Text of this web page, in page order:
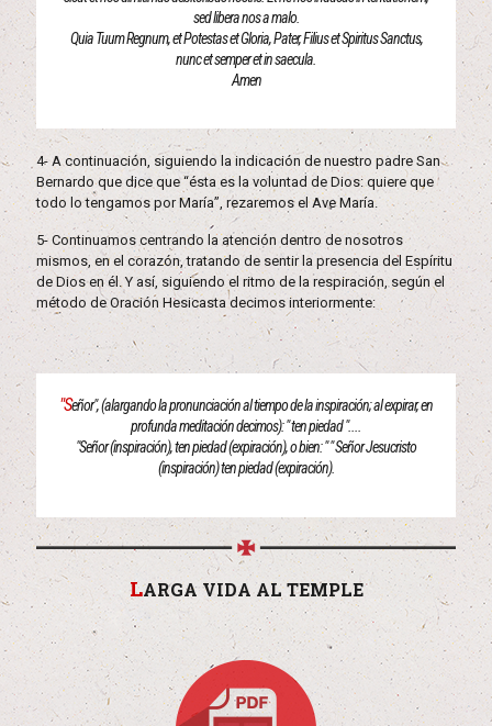
sed libera nos a malo.
Quia Tuum Regnum, et Potestas et Gloria, Pater, Filius et Spiritus Sanctus,
nunc et semper et in saecula.
Amen
4- A continuación, siguiendo la indicación de nuestro padre San
Bernardo que dice que “ésta es la voluntad de Dios: quiere que
todo lo tengamos por María”, rezaremos el Ave María.
5- Continuamos centrando la atención dentro de nosotros
mismos, en el corazón, tratando de sentir la presencia del Espíritu
de Dios en él. Y así, siguiendo el ritmo de la respiración, según el
método de Oración Hesicasta decimos interiormente:
"Señor", (alargando la pronunciación al tiempo de la inspiración; al expirar, en
profunda meditación decimos): " ten piedad "....
"Señor (inspiración), ten piedad (expiración), o bien: " " Señor Jesucristo
(inspiración) ten piedad (expiración).
LARGA VIDA AL TEMPLE